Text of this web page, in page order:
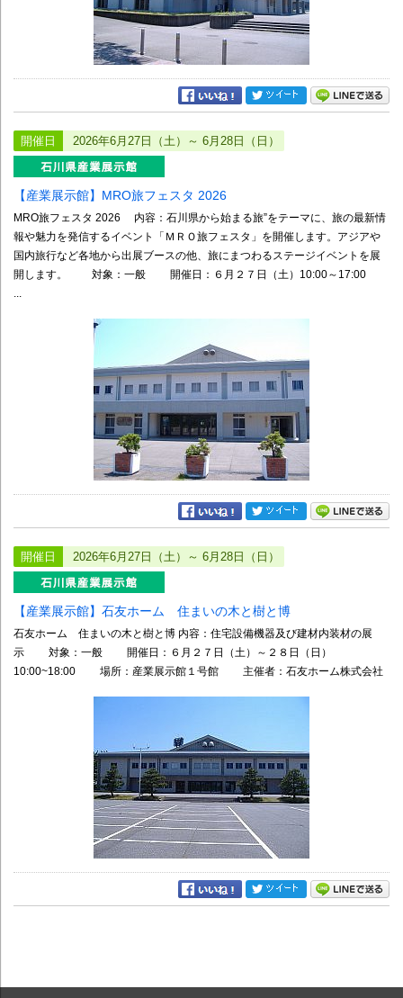
開催日 2026年6月27日（土）～ 6月28日（日）
【産業展示館】MRO旅フェスタ 2026
MRO旅フェスタ 2026 内容：石川県から始まる旅”をテーマに、旅の最新情
報や魅力を発信するイベント「ＭＲＯ旅フェスタ」を開催します。アジアや
国内旅行など各地から出展ブースの他、旅にまつわるステージイベントを展
開します。 対象：一般 開催日：６月２７日（土）10:00～17:00
開催日 2026年6月27日（土）～ 6月28日（日）
【産業展示館】石友ホーム 住まいの木と樹と博
石友ホーム 住まいの木と樹と博 内容：住宅設備機器及び建材内装材の展
示 対象：一般 開催日：６月２７日（土）～２８日（日）
10:00~18:00 場所：産業展示館１号館 主催者：石友ホーム株式会社